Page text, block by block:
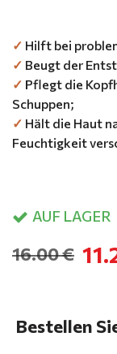
✓ Hilft bei
✓ Beugt der
✓ Pflegt die
Schuppen;
✓ Hält die Haut
Feuchtigkeit
AUF LAGER
16.00 €
Bestellen